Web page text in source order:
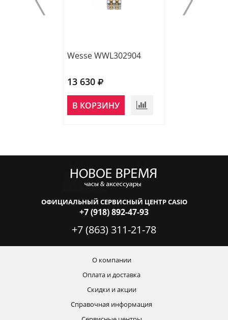
Wesse WWL302904
13 630
В КОРЗИНУ
ОФИЦИАЛЬНЫЙ СЕРВИСНЫЙ ЦЕНТР CASIO
+7 (918) 892-47-93
+7 (863) 311-21-78
О компании
Оплата и доставка
Скидки и акции
Справочная информация